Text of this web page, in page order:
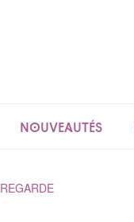
Nouveautés
REGARDE